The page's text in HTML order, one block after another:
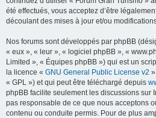
été effectués, vous acceptez d’être
découlant des mises à jour et/ou
Nos forums sont développés par phpBB
« eux », « leur », « logiciel phpBB », «
Limited », « Équipes phpBB ») qui est un
la licence « GNU General Public License v2
« GPL ») et qui peut être téléchargé depuis
phpBB facilite seulement les discussions sur
pas responsable de ce que nous acceptons
contenu ou conduite permis. Pour de plus